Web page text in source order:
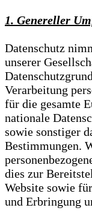
1. Genereller
Datenschutz
unserer
Verarbeitung
für die gesamte
nationale
sowie sonstiger
Bestimmungen.
dies zur
Website sowie
und Erbringung